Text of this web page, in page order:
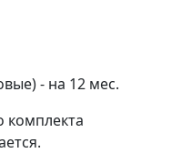
- на 12 мес.
комплекта